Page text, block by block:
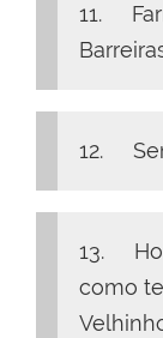
11.
12.
13.
como